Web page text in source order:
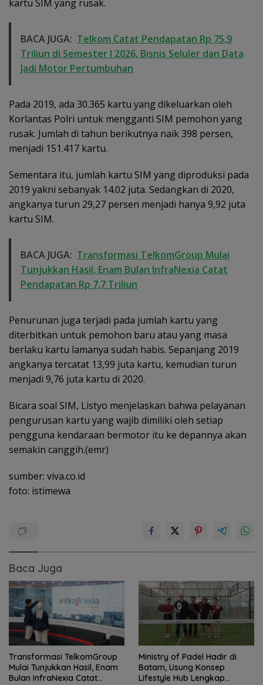
kartu SIM yang rusak.
BACA JUGA: Telkom Catat Pendapatan Rp 75,9
Triliun di Semester I 2026, Bisnis Seluler dan Data
Jadi Motor Pertumbuhan
Pada 2019, ada 30.365 kartu yang dikeluarkan oleh
Korlantas Polri untuk mengganti SIM pemohon yang
rusak. Jumlah di tahun berikutnya naik 398 persen,
menjadi 151.417 kartu.
Sementara itu, jumlah kartu SIM yang diproduksi pada
2019 yakni sebanyak 14.02 juta. Sedangkan di 2020,
angkanya turun 29,27 persen menjadi hanya 9,92 juta
kartu SIM.
BACA JUGA: Transformasi TelkomGroup Mulai
Tunjukkan Hasil, Enam Bulan InfraNexia Catat
Pendapatan Rp 7,7 Triliun
Penurunan juga terjadi pada jumlah kartu yang
diterbitkan untuk pemohon baru atau yang masa
berlaku kartu lamanya sudah habis. Sepanjang 2019
angkanya tercatat 13,99 juta kartu, kemudian turun
menjadi 9,76 juta kartu di 2020.
Bicara soal SIM, Listyo menjelaskan bahwa pelayanan
pengurusan kartu yang wajib dimiliki oleh setiap
pengguna kendaraan bermotor itu ke depannya akan
semakin canggih.(emr)
sumber: viva.co.id
foto: istimewa
Baca Juga
Transformasi TelkomGroup
Mulai Tunjukkan Hasil, Enam
Bulan InfraNexia Catat
Ministry of Padel Hadir di
Batam, Usung Konsep
Lifestyle Hub Lengkap